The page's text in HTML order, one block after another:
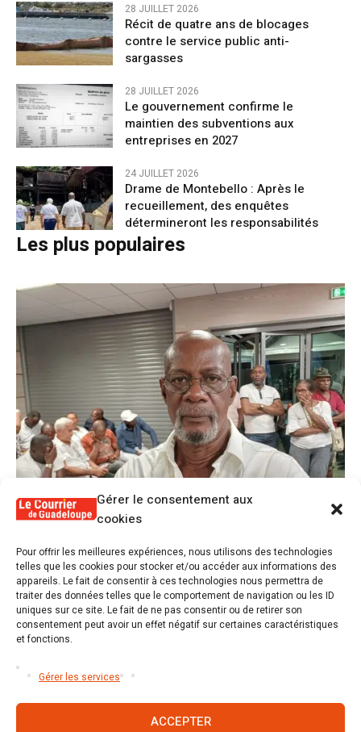
Gérer le consentement aux
cookies
Pour offrir les meilleures expériences, nous utilisons des technologies
telles que les cookies pour stocker et/ou accéder aux informations des
appareils. Le fait de consentir à ces technologies nous permettra de
traiter des données telles que le comportement de navigation ou les ID
uniques sur ce site. Le fait de ne pas consentir ou de retirer son
consentement peut avoir un effet négatif sur certaines caractéristiques
et fonctions.
Gérer les services
ACCEPTER
28 JUILLET 2026
Récit de quatre ans de blocages
contre le service public anti-
sargasses
28 JUILLET 2026
Le gouvernement confirme le
maintien des subventions aux
entreprises en 2027
24 JUILLET 2026
Drame de Montebello : Après le
recueillement, des enquêtes
détermineront les responsabilités
Les plus populaires
1 Alex Lollia : « Cédric Cornet développait
une forme de populisme qui aurait pu se
transformer en macoutisme »
2